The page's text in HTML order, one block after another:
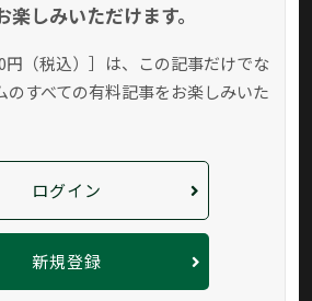
楽しみいただけます。
円（税込）］は、この記事だけでな
のすべての有料記事をお楽しみいた
ログイン
新規登録